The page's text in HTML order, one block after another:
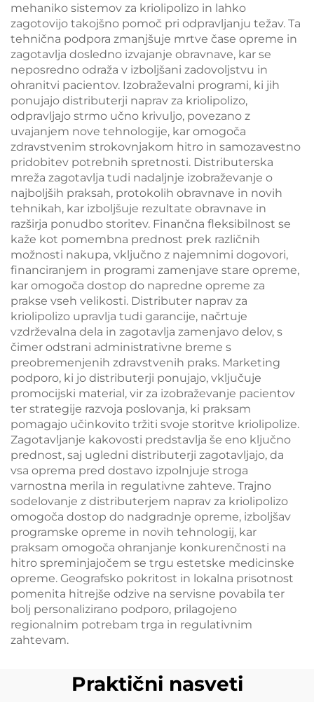
mehaniko sistemov za kriolipolizo in lahko
zagotovijo takojšno pomoč pri odpravljanju težav. Ta
tehnična podpora zmanjšuje mrtve čase opreme in
zagotavlja dosledno izvajanje obravnave, kar se
neposredno odraža v izboljšani zadovoljstvu in
ohranitvi pacientov. Izobraževalni programi, ki jih
ponujajo distributerji naprav za kriolipolizo,
odpravljajo strmo učno krivuljo, povezano z
uvajanjem nove tehnologije, kar omogoča
zdravstvenim strokovnjakom hitro in samozavestno
pridobitev potrebnih spretnosti. Distributerska
mreža zagotavlja tudi nadaljnje izobraževanje o
najboljših praksah, protokolih obravnave in novih
tehnikah, kar izboljšuje rezultate obravnave in
razširja ponudbo storitev. Finančna fleksibilnost se
kaže kot pomembna prednost prek različnih
možnosti nakupa, vključno z najemnimi dogovori,
financiranjem in programi zamenjave stare opreme,
kar omogoča dostop do napredne opreme za
prakse vseh velikosti. Distributer naprav za
kriolipolizo upravlja tudi garancije, načrtuje
vzdrževalna dela in zagotavlja zamenjavo delov, s
čimer odstrani administrativne breme s
preobremenjenih zdravstvenih praks. Marketing
podporo, ki jo distributerji ponujajo, vključuje
promocijski material, vir za izobraževanje pacientov
ter strategije razvoja poslovanja, ki praksam
pomagajo učinkovito tržiti svoje storitve kriolipolize.
Zagotavljanje kakovosti predstavlja še eno ključno
prednost, saj ugledni distributerji zagotavljajo, da
vsa oprema pred dostavo izpolnjuje stroga
varnostna merila in regulativne zahteve. Trajno
sodelovanje z distributerjem naprav za kriolipolizo
omogoča dostop do nadgradnje opreme, izboljšav
programske opreme in novih tehnologij, kar
praksam omogoča ohranjanje konkurenčnosti na
hitro spreminjajočem se trgu estetske medicinske
opreme. Geografsko pokritost in lokalna prisotnost
pomenita hitrejše odzive na servisne povabila ter
bolj personalizirano podporo, prilagojeno
regionalnim potrebam trga in regulativnim
zahtevam.
Praktični nasveti